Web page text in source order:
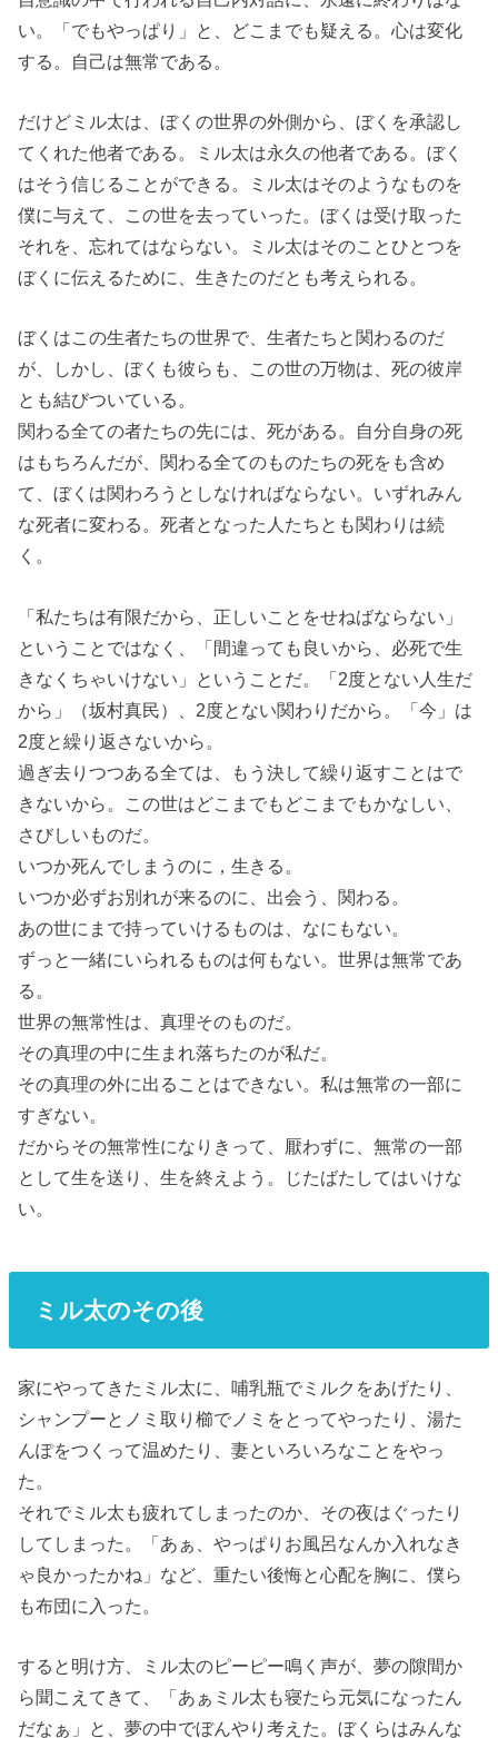
い。「でもやっぱり」と、どこまでも疑える。心は変化
する。自己は無常である。
だけどミル太は、ぼくの世界の外側から、ぼくを承認し
てくれた他者である。ミル太は永久の他者である。ぼく
はそう信じることができる。ミル太はそのようなものを
僕に与えて、この世を去っていった。ぼくは受け取った
それを、忘れてはならない。ミル太はそのことひとつを
ぼくに伝えるために、生きたのだとも考えられる。
ぼくはこの生者たちの世界で、生者たちと関わるのだ
が、しかし、ぼくも彼らも、この世の万物は、死の彼岸
とも結びついている。
関わる全ての者たちの先には、死がある。自分自身の死
はもちろんだが、関わる全てのものたちの死をも含め
て、ぼくは関わろうとしなければならない。いずれみん
な死者に変わる。死者となった人たちとも関わりは続
く。
「私たちは有限だから、正しいことをせねばならない」
ということではなく、「間違っても良いから、必死で生
きなくちゃいけない」ということだ。「2度とない人生だ
から」（坂村真民）、2度とない関わりだから。「今」は
2度と繰り返さないから。
過ぎ去りつつある全ては、もう決して繰り返すことはで
きないから。この世はどこまでもどこまでもかなしい、
さびしいものだ。
いつか死んでしまうのに，生きる。
いつか必ずお別れが来るのに、出会う、関わる。
あの世にまで持っていけるものは、なにもない。
ずっと一緒にいられるものは何もない。世界は無常であ
る。
世界の無常性は、真理そのものだ。
その真理の中に生まれ落ちたのが私だ。
その真理の外に出ることはできない。私は無常の一部に
すぎない。
だからその無常性になりきって、厭わずに、無常の一部
として生を送り、生を終えよう。じたばたしてはいけな
い。
ミル太のその後
家にやってきたミル太に、哺乳瓶でミルクをあげたり、
シャンプーとノミ取り櫛でノミをとってやったり、湯た
んぽをつくって温めたり、妻といろいろなことをやっ
た。
それでミル太も疲れてしまったのか、その夜はぐったり
してしまった。「あぁ、やっぱりお風呂なんか入れなき
ゃ良かったかね」など、重たい後悔と心配を胸に、僕ら
も布団に入った。
すると明け方、ミル太のピーピー鳴く声が、夢の隙間か
ら聞こえてきて、「あぁミル太も寝たら元気になったん
だなぁ」と、夢の中でぼんやり考えた。ぼくらはみんな